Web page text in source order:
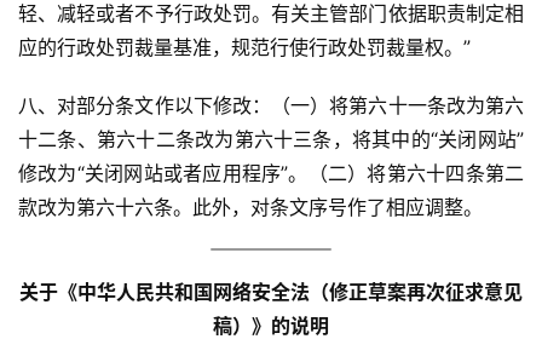
轻、减轻或者不予行政处罚。有关主管部门依据职责制定相
应的行政处罚裁量基准，规范行使行政处罚裁量权。”
八、对部分条文作以下修改：（一）将第六十一条改为第六
十二条、第六十二条改为第六十三条，将其中的“关闭网站”
修改为“关闭网站或者应用程序”。（二）将第六十四条第二
款改为第六十六条。此外，对条文序号作了相应调整。
关于《中华人民共和国网络安全法（修正草案再次征求意见
稿）》的说明